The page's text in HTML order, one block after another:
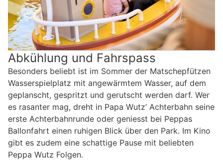
Abkühlung und Fahrspass
Besonders beliebt ist im Sommer der Matschepfützen
Wasserspielplatz mit angewärmtem Wasser, auf dem
geplanscht, gespritzt und gerutscht werden darf. Wer
es rasanter mag, dreht in Papa Wutz’ Achterbahn seine
erste Achterbahnrunde oder geniesst bei Peppas
Ballonfahrt einen ruhigen Blick über den Park. Im Kino
gibt es zudem eine schattige Pause mit beliebten
Peppa Wutz Folgen.